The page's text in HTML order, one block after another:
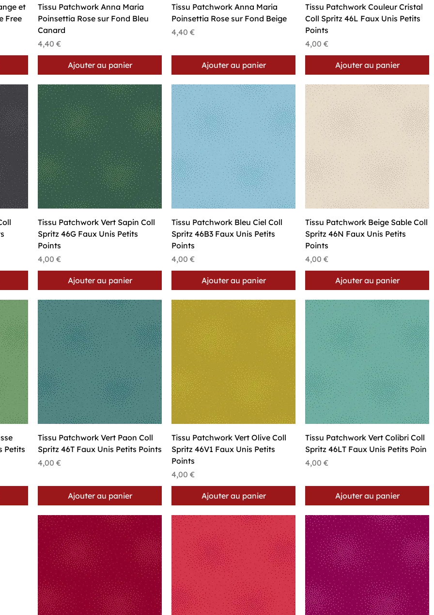
et
Free
Aperçu rapide
Tissu Patchwork Anna Maria
Poinsettia Rose sur Fond Bleu
Canard
Prix
4,40 €
Ajouter au panier
Aperçu rapide
Tissu Patchwork Anna Maria
Poinsettia Rose sur Fond Beige
Prix
4,40 €
Ajouter au panier
Aperçu rapide
Tissu Patchwork Couleur Cristal
Coll Spritz 46L Faux Unis Petits
Points
Prix
4,00 €
Ajouter au panier
Aperçu rapide
Tissu Patchwork Vert Sapin Coll
Spritz 46G Faux Unis Petits
Points
Prix
4,00 €
Ajouter au panier
Aperçu rapide
Tissu Patchwork Bleu Ciel Coll
Spritz 46B3 Faux Unis Petits
Points
Prix
4,00 €
Ajouter au panier
Aperçu rapide
Tissu Patchwork Beige Sable Coll
Spritz 46N Faux Unis Petits
Points
Prix
4,00 €
Ajouter au panier
Petits
Aperçu rapide
Tissu Patchwork Vert Paon Coll
Spritz 46T Faux Unis Petits Points
Prix
4,00 €
Ajouter au panier
Aperçu rapide
Tissu Patchwork Vert Olive Coll
Spritz 46V1 Faux Unis Petits
Points
Prix
4,00 €
Ajouter au panier
Aperçu rapide
Tissu Patchwork Vert Colibri Coll
Spritz 46LT Faux Unis Petits Poin
Prix
4,00 €
Ajouter au panier